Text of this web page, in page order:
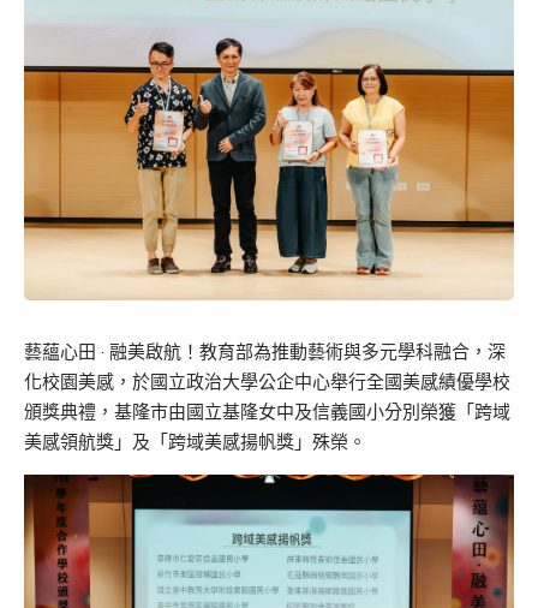
藝蘊心田 · 融美啟航！教育部為推動藝術與多元學科融合，深
化校園美感，於國立政治大學公企中心舉行全國美感績優學校
頒獎典禮，基隆市由國立基隆女中及信義國小分別榮獲「跨域
美感領航獎」及「跨域美感揚帆獎」殊榮。